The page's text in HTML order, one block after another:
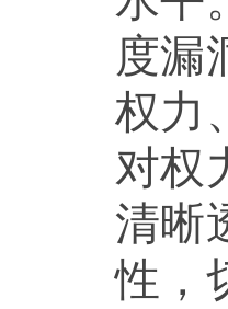
度漏
权力
对权
清晰
性，